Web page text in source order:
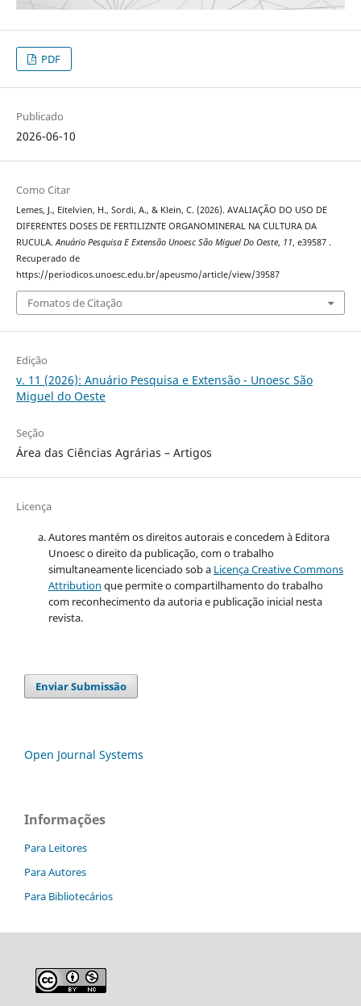
PDF
Publicado
2026-06-10
Como Citar
Lemes, J., Eitelvien, H., Sordi, A., & Klein, C. (2026). AVALIAÇÃO DO USO DE
DIFERENTES DOSES DE FERTILIZNTE ORGANOMINERAL NA CULTURA DA
RUCULA.Anuário Pesquisa E Extensão Unoesc São Miguel Do Oeste, 11, e39587 .
Recuperado de
https://periodicos.unoesc.edu.br/apeusmo/article/view/39587
Fomatos de Citação
Edição
v. 11 (2026): Anuário Pesquisa e Extensão - Unoesc São
Miguel do Oeste
Seção
Área das Ciências Agrárias – Artigos
Licença
Autores mantém os direitos autorais e concedem à Editora
Unoesc o direito da publicação, com o trabalho
simultaneamente licenciado sob a Licença Creative Commons
Attribution que permite o compartilhamento do trabalho
com reconhecimento da autoria e publicação inicial nesta
revista.
Enviar Submissão
Open Journal Systems
Informações
Para Leitores
Para Autores
Para Bibliotecários